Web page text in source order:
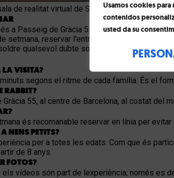
Usamos cookies
contenidos
usted da su
de realitat virtual de Seeds XR (recomanada
a Passeig de Gràcia 55, a un pas del metro
setmana, reservar l'entrada en línia evita la
qualsevol dubte sobre edats o
VISITA?
segons el ritme de cada família. És el
RABBIT?
55, al centre de Barcelona, al costat del
és recomanable reservar en línia per
NENS PETITS?
per a totes les edats. Com que és
de 8 anys.
FOTOS?
vídeos són part de lexperiència; només es